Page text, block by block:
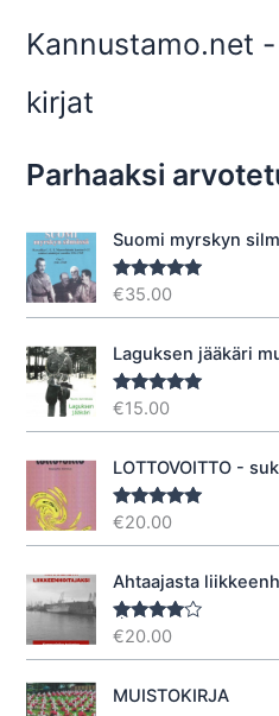
Kannustamo.net
kirjat
Parhaaksi
Suomi myrskyn
Arvostelu
€35.00
Laguksen jääkäri
Arvostelu
€15.00
LOTTOVOITTO -
Arvostelu
€20.00
Ahtaajasta
Arvostel
€20.00
MUISTOKIRJA